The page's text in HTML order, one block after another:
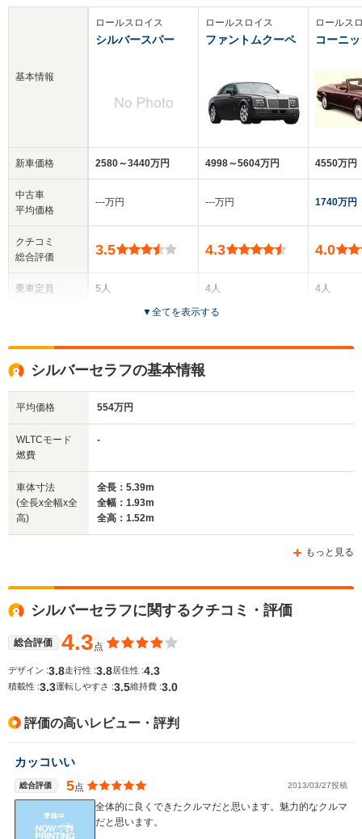
基本情報
新車価格
中古車
平均価格
クチコミ
総合評価
乗車定員
サイズ
(全長x全幅x全高)
WLTCモード
燃費
ロールスロイス
シルバースパー
2580～3440万円
‐‐‐万円
3.5
5人
1.49m
ロールスロイス
ファントムクーペ
4998～5604万円
‐‐‐万円
4.3
4人
2ドア
ロールス
コーニ
4550万円
1740万円
4.0
4人
▼全てを表示する
シルバーセラフの基本情報
平均価格 554万円
WLTCモード
燃費
-
車体寸法
(全長x全幅x全
高)
全長：5.39m
全幅：1.93m
全高：1.52m
もっと見る
シルバーセラフに関するクチコミ・評価
総合評価 4.3点
デザイン :3.8走行性 :3.8 居住性 :4.3
積載性 :3.3運転しやすさ :3.5維持費 :3.0
評価の高いレビュー・評判
カッコいい
総合評価 5点 2013/03/27投稿
全体的に良くできたクルマだと思います。魅力的なクルマ
だと思います。